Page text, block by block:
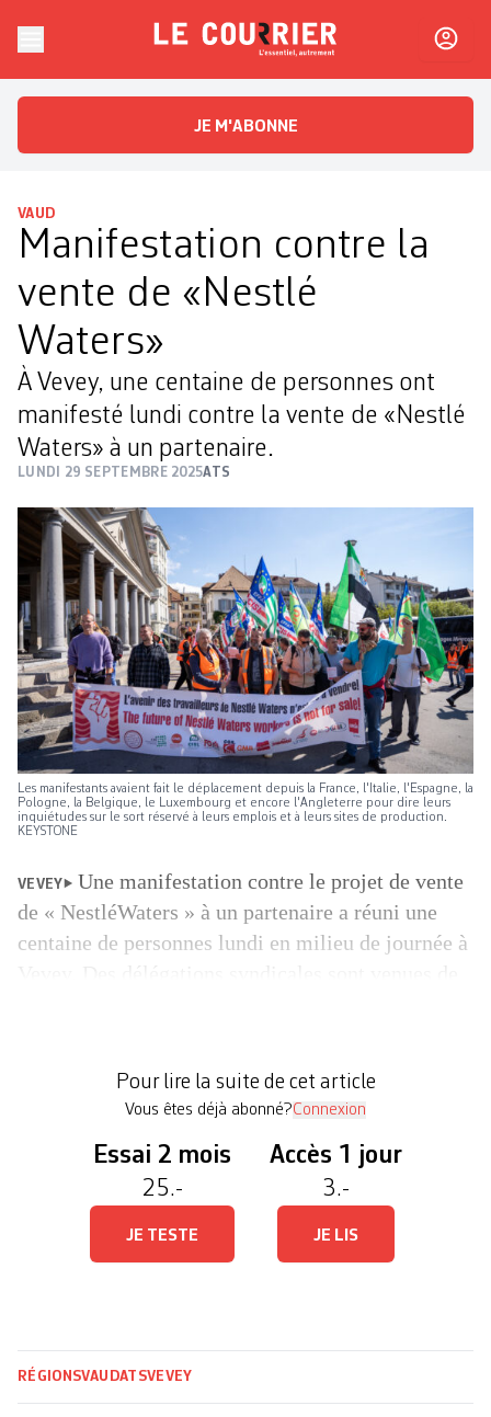
Le CourrierL'essentiel, autrement
JE M'ABONNE
VAUD
Manifestation contre la
vente de «Nestlé
Waters»
À Vevey, une centaine de personnes ont
manifesté lundi contre la vente de «Nestlé
Waters» à un partenaire.
LUNDI 29 SEPTEMBRE 2025ATS
Les manifestants avaient fait le déplacement depuis la France, l'Italie, l'Espagne, la
Pologne, la Belgique, le Luxembourg et encore l'Angleterre pour dire leurs
inquiétudes sur le sort réservé à leurs emplois et à leurs sites de production.
KEYSTONE
VEVEY
Une manifestation contre le projet de vente
de « NestléWaters » à un partenaire a réuni une
centaine de personnes lundi en milieu de journée à
Belgique, le […]
Pour lire la suite de cet article
Vous êtes déjà abonné?Connexion
Essai 2 mois
25.-
JE TESTE
Accès 1 jour
3.-
JE LIS
RÉGIONSVAUDATSVEVEY